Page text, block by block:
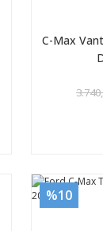
C-Max
%10